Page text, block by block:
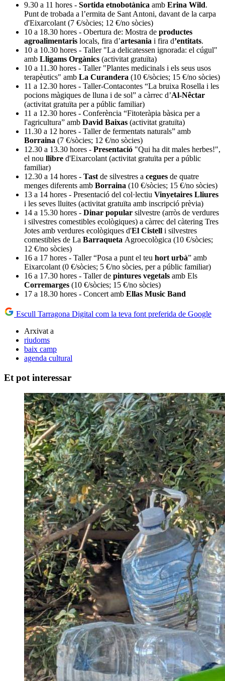
9.30 a 11 hores - Sortida etnobotànica amb Erina Wild.
Punt de trobada a l’ermita de Sant Antoni, davant de la carpa
d'Eixarcolant (7 €/sòcies; 12 €/no sòcies)
10 a 18.30 hores - Obertura de: Mostra de productes
agroalimentaris locals, fira d’artesania i fira d’entitats.
10 a 10.30 hores - Taller "La delicatessen ignorada: el cúgul"
amb Lligams Orgànics (activitat gratuïta)
10 a 11.30 hores - Taller "Plantes medicinals i els seus usos
terapèutics" amb La Curandera (10 €/sòcies; 15 €/no sòcies)
11 a 12.30 hores - Taller-Contacontes “La bruixa Rosella i les
pocions màgiques de lluna i de sol” a càrrec d’Al-Nêctar
(activitat gratuïta per a públic familiar)
11 a 12.30 hores - Conferència “Fitoteràpia bàsica per a
l'agricultura” amb David Baixas (activitat gratuïta)
11.30 a 12 hores - Taller de fermentats naturals” amb
Borraina (7 €/sòcies; 12 €/no sòcies)
12.30 a 13.30 hores - Presentació "Qui ha dit males herbes!",
el nou llibre d'Eixarcolant (activitat gratuïta per a públic
familiar)
12.30 a 14 hores - Tastde silvestres a cegues de quatre
menges diferents amb Borraina (10 €/sòcies; 15 €/no sòcies)
13 a 14 hores - Presentació del col·lectiu Vinyetaires Lliures
i les seves lluites (activitat gratuïta amb inscripció prèvia)
14 a 15.30 hores - Dinar popular silvestre (arròs de verdures
i silvestres comestibles ecològiques) a càrrec del càtering Tres
Jotes amb verdures ecològiques d'El Cistell i silvestres
comestibles de La Barraqueta Agroecològica (10 €/sòcies;
12 €/no sòcies)
16 a 17 hores - Taller “Posa a punt el teu hort urbà” amb
Eixarcolant (0 €/sòcies; 5 €/no sòcies, per a públic familiar)
16 a 17.30 hores - Taller de pintures vegetals amb Els
Corremarges (10 €/sòcies; 15 €/no sòcies)
17 a 18.30 hores - Concert amb Ellas Music Band
Escull Tarragona Digital com la teva font preferida de Google
Arxivat a
riudoms
baix camp
agenda cultural
Et pot interessar